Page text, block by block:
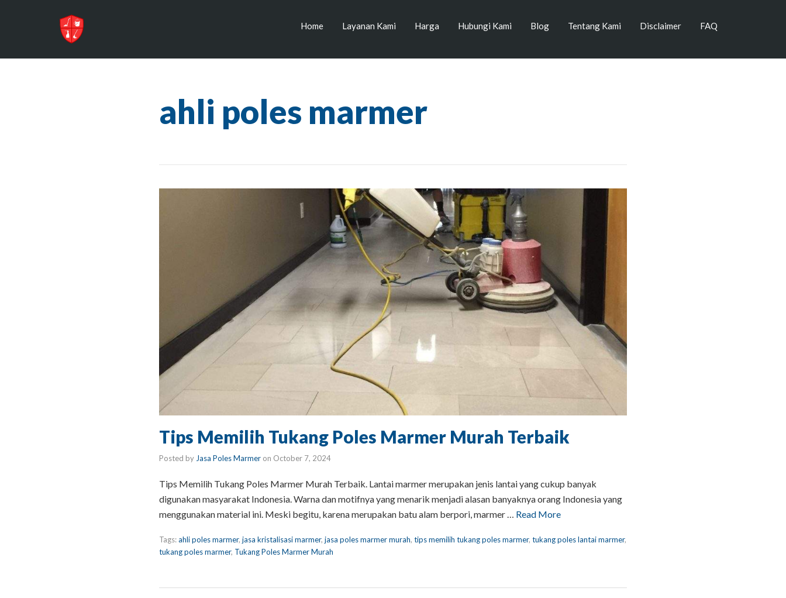
Home Layanan Kami Harga Hubungi Kami Blog Tentang Kami Disclaimer FAQ
ahli poles marmer
Tips Memilih Tukang Poles Marmer Murah Terbaik
Posted by Jasa Poles Marmer on October 7, 2024
Tips Memilih Tukang Poles Marmer Murah Terbaik. Lantai marmer merupakan jenis lantai yang cukup banyak
digunakan masyarakat Indonesia. Warna dan motifnya yang menarik menjadi alasan banyaknya orang Indonesia yang
menggunakan material ini. Meski begitu, karena merupakan batu alam berpori, marmer … Read More
Tags:ahli poles marmer, jasa kristalisasi marmer, jasa poles marmer murah, tips memilih tukang poles marmer, tukang poles lantai marmer,
tukang poles marmer, Tukang Poles Marmer Murah